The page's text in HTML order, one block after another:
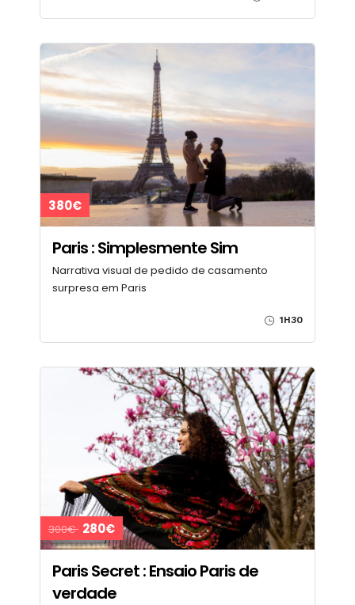
380€
Paris : Simplesmente Sim
Narrativa visual de pedido de casamento
surpresa em Paris
1H30
300€ 280€
Paris Secret : Ensaio Paris de
verdade